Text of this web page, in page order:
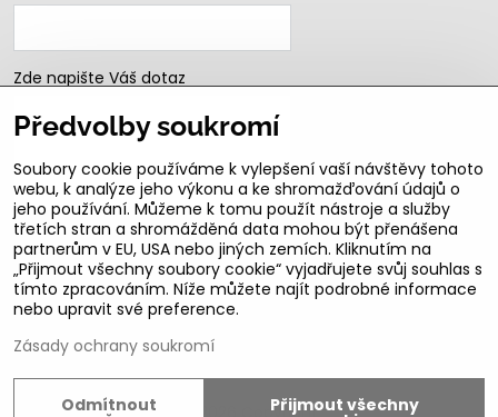
Zde napište Váš dotaz
Odeslat
B2b podmínky pro registrované partnery
Copyright
Předvolby soukromí
Soubory cookie používáme k vylepšení vaší návštěvy tohoto
webu, k analýze jeho výkonu a ke shromažďování údajů o
jeho používání. Můžeme k tomu použít nástroje a služby
třetích stran a shromážděná data mohou být přenášena
partnerům v EU, USA nebo jiných zemích. Kliknutím na
„Přijmout všechny soubory cookie“ vyjadřujete svůj souhlas s
tímto zpracováním. Níže můžete najít podrobné informace
nebo upravit své preference.
Zásady ochrany soukromí
Přijmout všechny
Odmítnout